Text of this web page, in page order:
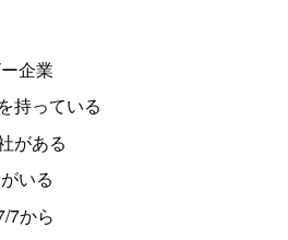
企業
持っている
がある
いる
7から